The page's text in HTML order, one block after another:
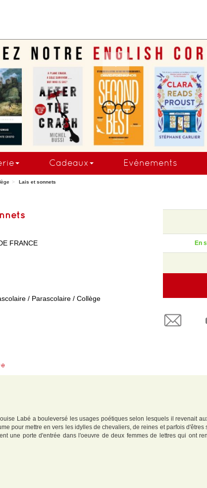
COMMANDEZ MAINTENANT
Cadeaux Evénements
Lais et sonnets
FRANCE
/ Parascolaire / Collège
En
Labé a bouleversé les usages poétiques selon lesquels il revenait
pour mettre en vers les idylles de chevaliers, de reines et parfois d'êtres
une porte d'entrée dans l'oeuvre de deux femmes de lettres qui ont